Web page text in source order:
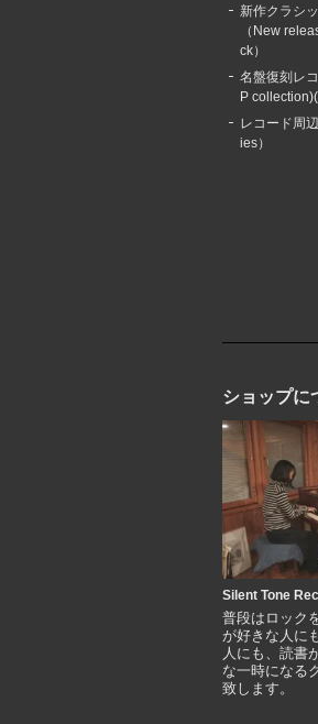
新作クラシ
（New
ck）
名盤復刻レ
P
レコード周
ies）
ショップに
Silent Tone
普段はロック
が好きな人に
人にも、読書
な一時になる
致します。